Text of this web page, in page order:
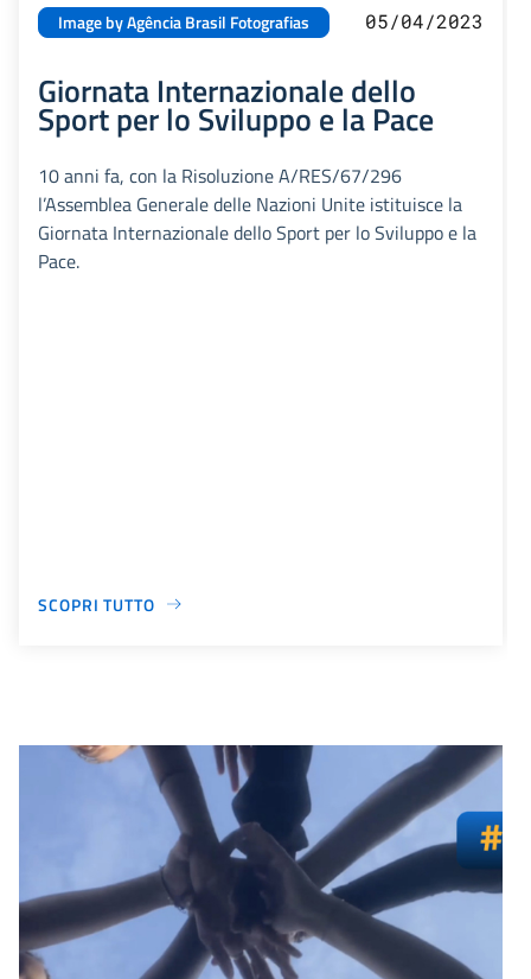
Image by Agência Brasil Fotografias 05/04/2023
Giornata Internazionale dello
Sport per lo Sviluppo e la Pace
10 anni fa, con la Risoluzione A/RES/67/296
l’Assemblea Generale delle Nazioni Unite istituisce la
Giornata Internazionale dello Sport per lo Sviluppo e la
Pace.
SCOPRI TUTTO